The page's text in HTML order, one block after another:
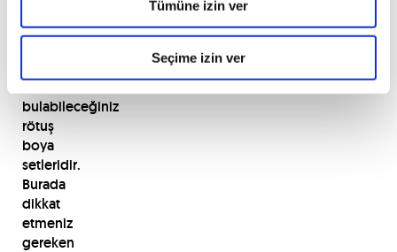
Tümüne izin ver
Seçime izin ver
kolay
bulabileceğiniz
rötuş
boya
setleridir.
Burada
dikkat
etmeniz
gereken